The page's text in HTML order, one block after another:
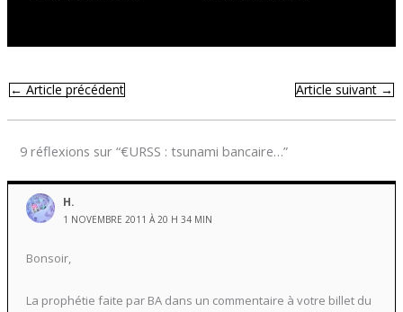
←Article précédent Article suivant→
9 réflexions sur “€URSS : tsunami bancaire…”
H.
1 NOVEMBRE 2011 À 20 H 34 MIN
Bonsoir,
La prophétie faite par BA dans un commentaire à votre billet du